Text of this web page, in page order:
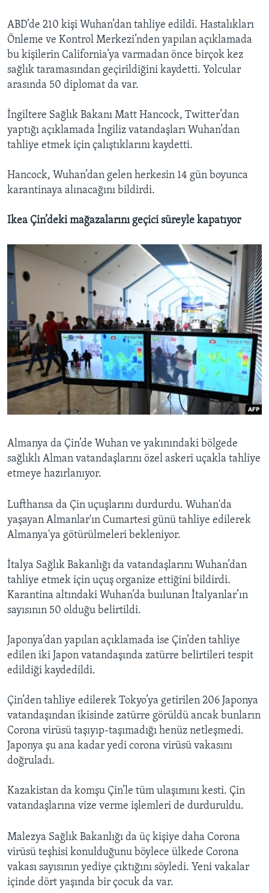
ABD’de 210 kişi Wuhan’dan tahliye edildi. Hastalıkları
Önleme ve Kontrol Merkezi’nden yapılan açıklamada
bu kişilerin California’ya varmadan önce birçok kez
sağlık taramasından geçirildiğini kaydetti. Yolcular
arasında 50 diplomat da var.
İngiltere Sağlık Bakanı Matt Hancock, Twitter’dan
yaptığı açıklamada İngiliz vatandaşları Wuhan’dan
tahliye etmek için çalıştıklarını kaydetti.
Hancock, Wuhan’dan gelen herkesin 14 gün boyunca
karantinaya alınacağını bildirdi.
Ikea Çin’deki mağazalarını geçici süreyle kapatıyor
Almanya da Çin’de Wuhan ve yakınındaki bölgede
sağlıklı Alman vatandaşlarını özel askeri uçakla tahliye
etmeye hazırlanıyor.
Lufthansa da Çin uçuşlarını durdurdu. Wuhan'da
yaşayan Almanlar'ın Cumartesi günü tahliye edilerek
Almanya'ya götürülmeleri bekleniyor.
İtalya Sağlık Bakanlığı da vatandaşlarını Wuhan’dan
tahliye etmek için uçuş organize ettiğini bildirdi.
Karantina altındaki Wuhan’da buılunan İtalyanlar’ın
sayısının 50 olduğu belirtildi.
Japonya’dan yapılan açıklamada ise Çin’den tahliye
edilen iki Japon vatandaşında zatürre belirtileri tespit
edildiği kaydedildi.
Çin’den tahliye edilerek Tokyo’ya getirilen 206 Japonya
vatandaşından ikisinde zatürre görüldü ancak bunların
Corona virüsü taşıyıp-taşımadığı henüz netleşmedi.
Japonya şu ana kadar yedi corona virüsü vakasını
doğruladı.
Kazakistan da komşu Çin’le tüm ulaşımını kesti. Çin
vatandaşlarına vize verme işlemleri de durduruldu.
Malezya Sağlık Bakanlığı da üç kişiye daha Corona
virüsü teşhisi konulduğunu böylece ülkede Corona
vakası sayısının yediye çıktığını söyledi. Yeni vakalar
içinde dört yaşında bir çocuk da var.